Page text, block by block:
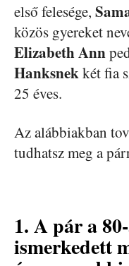
első felesége,
közös gyereket
Elizabeth Ann
Hanksnekkét fia
25 éves.
Az alábbiakban
tudhatsz meg a
1. A pár a
ismerkedett